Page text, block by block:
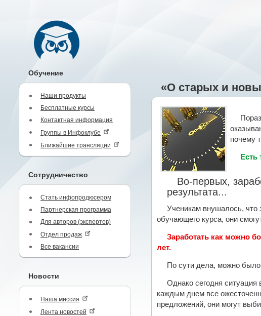
Обучение
Наши продукты
Бесплатные курсы
Контактная информация
Группы в Инфоклубе
Ближайшие трансляции
Сотрудничество
Стать инфопродюсером
Партнерская программа
Для авторов (экспертов)
Отдел продаж
Все вакансии
Новости
Наша миссия
Лента новостей
«О старых и
почему
Во-первых,
результата...
Ученикам внушалось, что
обучающего курса, они
Заработать как можно
лет.
По сути дела, можно было
Однако сегодня
каждым днем все
предложений, они могут